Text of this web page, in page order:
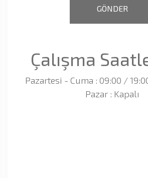
Çalışma
Pazartesi - Cuma : 09:00 /
Pazar : Kapalı